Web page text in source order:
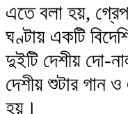
এতে বলা হয়,
ঘণ্টায় একটি
দুইটি দেশীয় দো-
দেশীয় শুটার গান
হয়।